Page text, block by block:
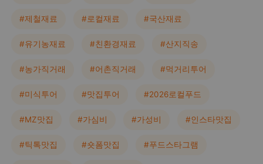
#제철재료 #로컬재료 #국산재료
#유기농재료 #친환경재료 #산지직송
#농가직거래 #어촌직거래 #먹거리투어
#미식투어 #맛집투어 #2026로컬푸드
#MZ맛집 #가심비 #가성비 #인스타맛집
#틱톡맛집 #숏폼맛집 #푸드스타그램